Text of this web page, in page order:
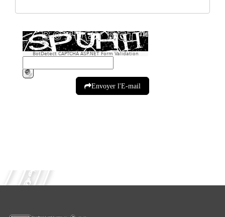
BotDetect CAPTCHA ASP.NET Form Validation
Envoyer l'E-mail